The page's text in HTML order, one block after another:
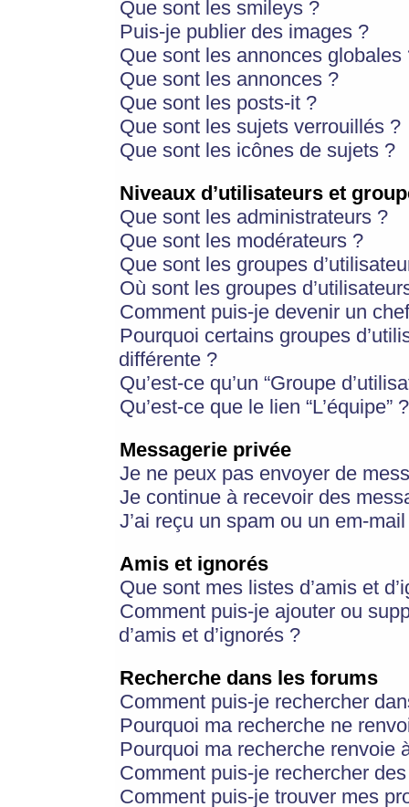
Que sont les smileys ?
Puis-je publier des images ?
Que sont les annonces globales
Que sont les annonces ?
Que sont les posts-it ?
Que sont les sujets verrouillés ?
Que sont les icônes de sujets ?
Niveaux d’utilisateurs et
Que sont les administrateurs ?
Que sont les modérateurs ?
Que sont les groupes
Où sont les groupes
Comment puis-je devenir un
Pourquoi certains groupes
différente ?
Qu’est-ce qu’un “Groupe
Qu’est-ce que le lien “L’équipe” ?
Messagerie privée
Je ne peux pas envoyer de
Je continue à recevoir des
J’ai reçu un spam ou un em-
Amis et ignorés
Que sont mes listes d’amis et
Comment puis-je ajouter ou
d’amis et d’ignorés ?
Recherche dans les forums
Comment puis-je rechercher
Pourquoi ma recherche ne
Pourquoi ma recherche renvoie
Comment puis-je rechercher
Comment puis-je trouver mes